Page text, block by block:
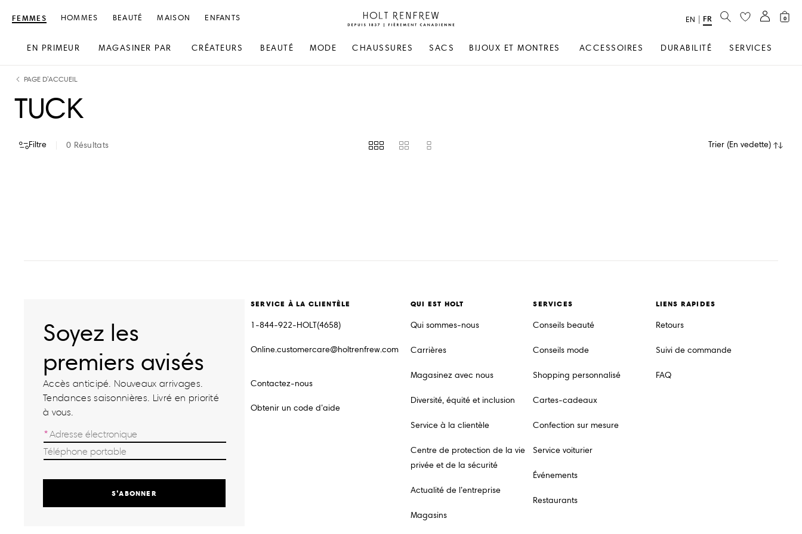
Fierement
FEMMES
EN PRIMEUR MAGASINER PAR CRÉATEURS BEAUTÉ MODE CHAUSSURES SACS BIJOUX ET MONTRES ACCESSOIRES DURABILITÉ SERVICES
HOMMES BEAUTÉ MAISON ENFANTS text.language
EN FR RECHERCHER
0
PAGE D’ACCUEIL
TUCK
Filtre 0 Résultats Trier (En vedette)
Soyez les
premiers avisés
Accès anticipé. Nouveaux arrivages.
Tendances saisonnières. Livré en priorité
à vous.
S’ABONNER
SERVICE À LA CLIENTÈLE
1-844-922-HOLT(4658)
Online.customercare@holtrenfrew.com
Contactez-nous
Obtenir un code d’aide
QUI EST HOLT
Qui sommes-nous
Carrières
Magasinez avec nous
Diversité, équité et inclusion
Service à la clientèle
Centre de protection de la vie
privée et de la sécurité
Actualité de l’entreprise
Magasins
SERVICES
Conseils beauté
Conseils mode
Shopping personnalisé
Cartes-cadeaux
Confection sur mesure
Service voiturier
Événements
Restaurants
LIENS RAPIDES
Retours
Suivi de commande
FAQ